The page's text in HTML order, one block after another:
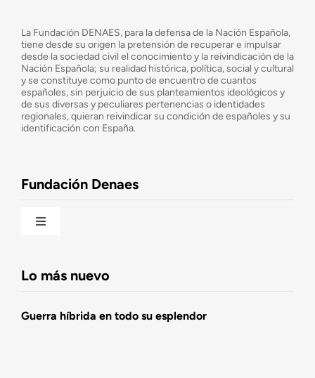
¿Cuáles son nuestros objetivos?
Consejo Asesor
La Fundación DENAES, para la defensa de la Nación Española,
tiene desde su origen la pretensión de recuperar e impulsar
desde la sociedad civil el conocimiento y la reivindicación de la
Nación Española; su realidad histórica, política, social y cultural
y se constituye como punto de encuentro de cuantos
españoles, sin perjuicio de sus planteamientos ideológicos y
de sus diversas y peculiares pertenencias o identidades
regionales, quieran reivindicar su condición de españoles y su
identificación con España.
Fundación Denaes
Toggle
Lo más nuevo
Guerra híbrida en todo su esplendor